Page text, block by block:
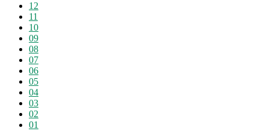
12
11
10
09
08
07
06
05
04
03
02
01